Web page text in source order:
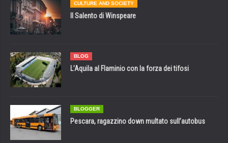
CULTURE AND SOCIETY
Il Salento di Winspeare
BLOG
L’Aquila al Flaminio con la forza dei tifosi
BLOGGER
Pescara, ragazzino down multato sull’autobus